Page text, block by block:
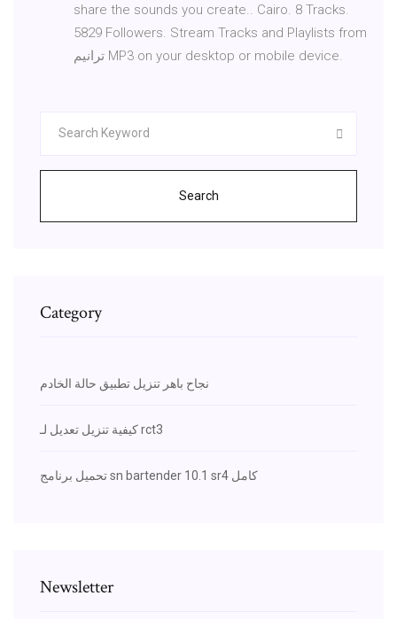
share the sounds you create.. Cairo. 8 Tracks.
5829 Followers. Stream Tracks and Playlists from
ترانيم MP3 on your desktop or mobile device.
Search
Category
نجاح باهر تنزيل تطبيق حالة الخادم
كيفية تنزيل تعديل لـ rct3
تحميل برنامج sn bartender 10.1 sr4 كامل
Newsletter